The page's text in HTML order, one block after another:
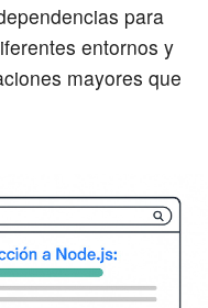
para
entornos y
mayores que